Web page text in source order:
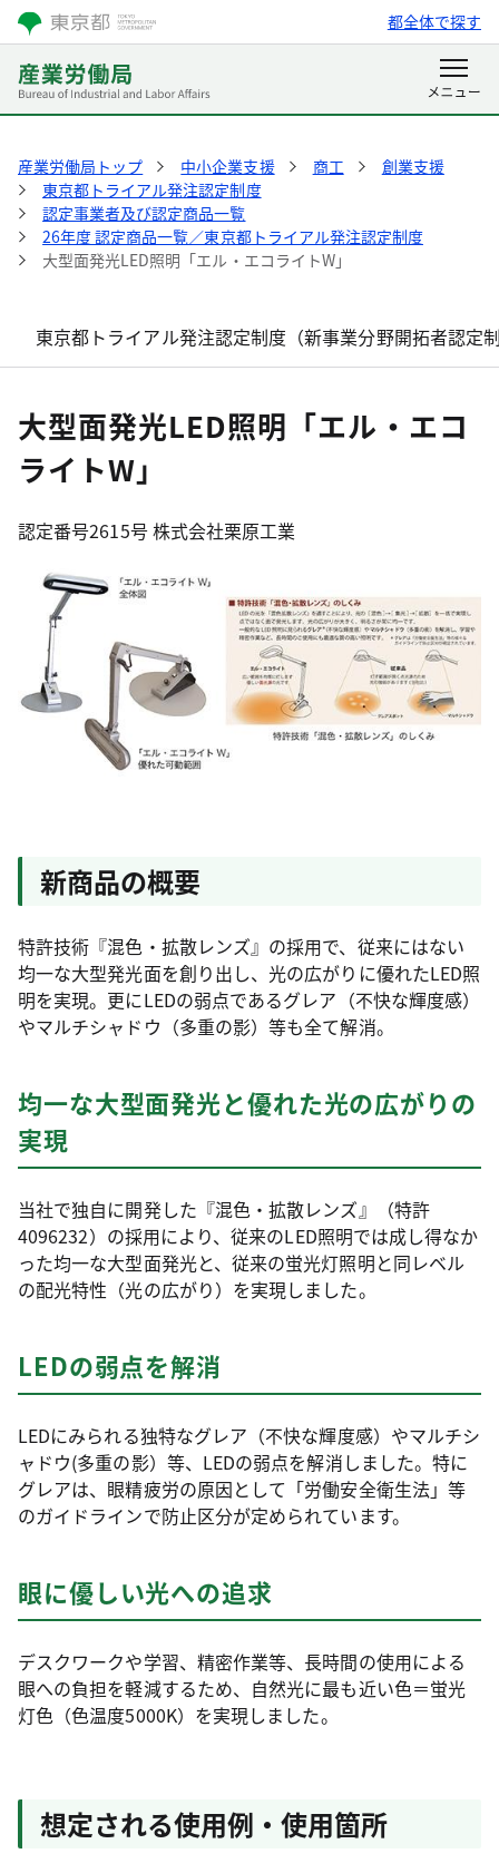
都全体で探す
産業労働局トップ 中小企業支援 商工
創業支援
東京都トライアル発注認定制度
認定事業者及び認定商品一覧
26年度 認定商品一覧／東京都トライアル発注認定制度
大型面発光LED照明「エル・エコライトW」
東京都トライアル発注認定制度（新事業分野開拓者認定
大型面発光LED照明「エル・エコ
ライトW」
認定番号2615号 株式会社栗原工業
新商品の概要
特許技術『混色・拡散レンズ』の採用で、従来にはない
均一な大型発光面を創り出し、光の広がりに優れたLED照
明を実現。更にLEDの弱点であるグレア（不快な輝度感）
やマルチシャドウ（多重の影）等も全て解消。
均一な大型面発光と優れた光の広がりの
実現
当社で独自に開発した『混色・拡散レンズ』（特許
4096232）の採用により、従来のLED照明では成し得なか
った均一な大型面発光と、従来の蛍光灯照明と同レベル
の配光特性（光の広がり）を実現しました。
LEDの弱点を解消
LEDにみられる独特なグレア（不快な輝度感）やマルチシ
ャドウ(多重の影）等、LEDの弱点を解消しました。特に
グレアは、眼精疲労の原因として「労働安全衛生法」等
のガイドラインで防止区分が定められています。
眼に優しい光への追求
デスクワークや学習、精密作業等、長時間の使用による
眼への負担を軽減するため、自然光に最も近い色＝蛍光
灯色（色温度5000K）を実現しました。
想定される使用例・使用箇所